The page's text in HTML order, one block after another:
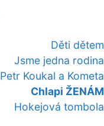
Děti dětem
Jsme jedna rodina
Petr Koukal a Kometa
Chlapi ŽENÁM
Hokejová tombola